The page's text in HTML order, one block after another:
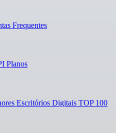
Frequentes
Planos
Escritórios Digitais TOP 100